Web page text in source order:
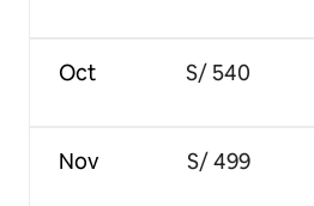
Oct
Nov
S/ 540
S/ 499